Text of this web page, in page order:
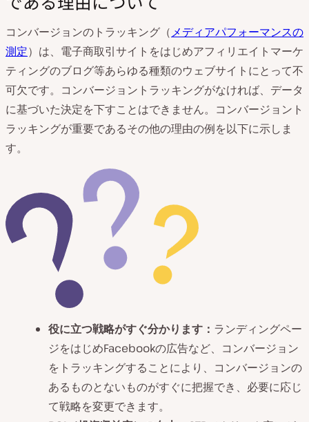
コンバージョンのトラッキング（メディアパフォーマンスの
測定）は、電子商取引サイトをはじめアフィリエイトマーケ
ティングのブログ等あらゆる種類のウェブサイトにとって不
可欠です。コンバージョントラッキングがなければ、データ
に基づいた決定を下すことはできません。コンバージョント
ラッキングが重要であるその他の理由の例を以下に示しま
す。
役に立つ戦略がすぐ分かります： ランディングペー
ジをはじめFacebookの広告など、コンバージョン
をトラッキングすることにより、コンバージョンの
あるものとないものがすぐに把握でき、必要に応じ
て戦略を変更できます。